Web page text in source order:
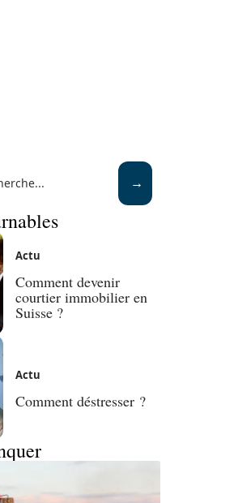
Actu
Comment devenir
courtier immobilier en
Suisse ?
Actu
Comment déstresser ?